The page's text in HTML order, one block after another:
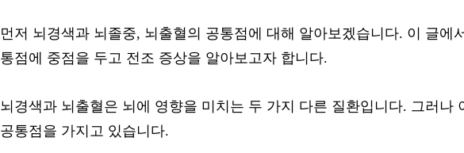
먼저 뇌경색과 뇌졸중, 뇌출혈의 공통점에 대해 알아보겠습니다. 이 글에
통점에 중점을 두고 전조 증상을 알아보고자 합니다.
뇌경색과 뇌출혈은 뇌에 영향을 미치는 두 가지 다른 질환입니다. 그러나
공통점을 가지고 있습니다.